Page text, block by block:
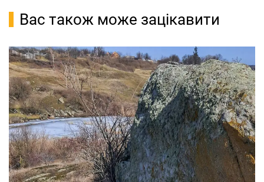
Вас також може зацікавити